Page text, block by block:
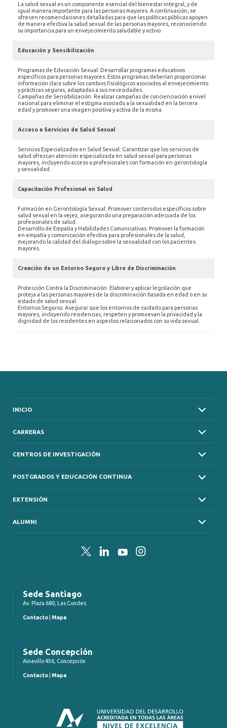
La salud sexual es un componente esencial del bienestar integral, y de
igual manera importante para las personas mayores. A continuación, se
ofrecen recomendaciones detalladas para que las políticas públicas apoyen
de manera efectiva la salud sexual de las personas mayores, reconociendo
su importancia para un envejecimiento saludable y activo:
Educación y Sensibilización
Programas de Educación Sexual: Desarrollar programas educativos
específicos para personas mayores. Estos programas deberían proporcionar
información clara sobre los cambios fisiológicos asociados al envejecimiento
y prácticas seguras, adaptadas a sus necesidades.
Campañas de Sensibilización: Realizar campañas de concienciación a nivel
nacional para eliminar el estigma asociado a la sexualidad en la tercera
edad y promover una imagen positiva y activa de la misma.
Acceso a Servicios de Salud Sexual
Servicios Especializados en Salud Sexual: Garantizar que los servicios de
salud ofrezcan atención especializada en salud sexual para personas
mayores, incluyendo acceso a profesionales con formación en gerontología
y sexualidad.
Capacitación Profesional en Salud
Formación en Gerontología Sexual: Promover contenidos específicos sobre
salud sexual en la vejez, asegurando una preparación adecuada de los
profesionales de salud.
Desarrollo de Empatía y Habilidades Comunicativas: Promover la formación
en empatía y comunicación efectiva para profesionales de la salud,
mejorando la calidad del diálogo sobre la sexualidad con los pacientes
mayores.
Creación de un Entorno Seguro y Libre de Discriminación
Protección Contra la Discriminación: Elaborar y aplicar legislación que
proteja a las personas mayores de la discriminación basada en edad o en su
estado de salud sexual.
Entornos Seguros: Asegurar que los entornos de cuidado para personas
mayores, incluyendo residencias, respeten y promuevan la privacidad y la
dignidad de los residentes en aspectos relacionados con su vida sexual.
INICIO
CARRERAS
CENTROS DE INVESTIGACIÓN
POSTGRADOS Y EDUCACIÓN CONTINUA
EXTENSIÓN
ALUMNI
TwitterLinkedInYouTubeInstagram
Sede Santiago
Av. Plaza 680, Las Condes
Contacto Mapa
Sede Concepción
Ainavillo 456, Concepción
Contacto Mapa